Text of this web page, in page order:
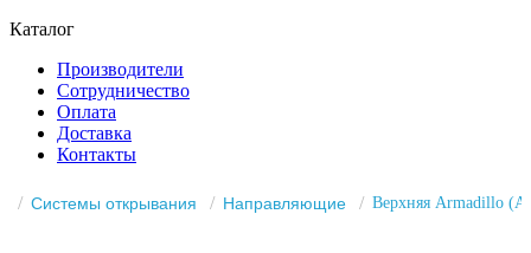
Каталог
Производители
Сотрудничество
Оплата
Доставка
Контакты
Системы открывания Направляющие Верхняя Armadillo